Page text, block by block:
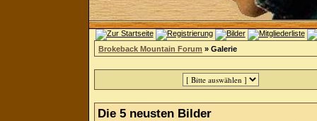
Brokeback Mountain Forum » Galerie
Die 5 neusten Bilder